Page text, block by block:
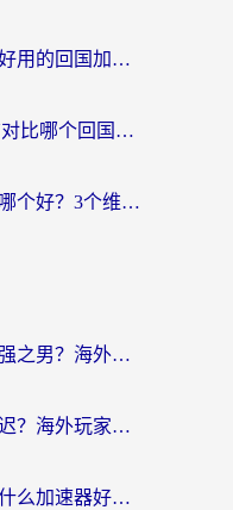
海外党必看：如何选到最好用的回国加速器？从节点到售后的全维度指南
ChickCN VPN和洞见VPN对比哪个回国效果更好？海外党亲测3款加速器+避坑指南
海外党必看：斧牛和嘀嗒哪个好？3个维度教你选对回国加速器
印度怎么玩一拳超人：最强之男？海外党国服游戏加速避坑指南
国外怎么玩明日方舟不延迟？海外玩家国服游戏加速终极指南（附DNF梦幻诛仙解决方案）
海外党别愁！打炉石传说什么加速器好用？3个实用技巧解决国服游戏卡顿